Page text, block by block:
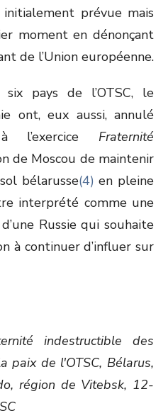
initialement prévue mais
moment en dénonçant
de l’Union européenne.
pays de l’OTSC, le
ont, eux aussi, annulé
l’exercice Fraternité
de Moscou de maintenir
bélarusse(4) en pleine
interprété comme une
Russie qui souhaite
à continuer d’influer sur
indestructible des
paix de l'OTSC, Bélarus,
région de Vitebsk, 12-